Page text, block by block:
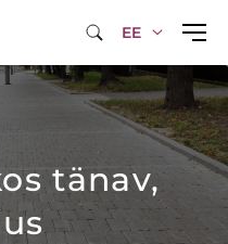
EE
tänav,